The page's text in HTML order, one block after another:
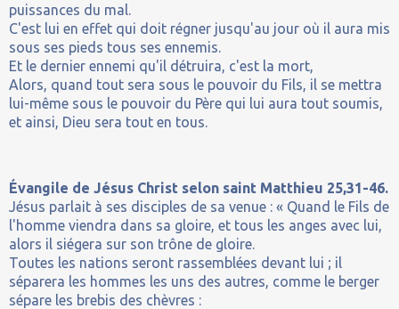
puissances du mal.
C'est lui en effet qui doit régner jusqu'au jour où il aura mis
sous ses pieds tous ses ennemis.
Et le dernier ennemi qu'il détruira, c'est la mort,
Alors, quand tout sera sous le pouvoir du Fils, il se mettra
lui-même sous le pouvoir du Père qui lui aura tout soumis,
et ainsi, Dieu sera tout en tous.
Évangile de Jésus Christ selon saint Matthieu 25,31-46.
Jésus parlait à ses disciples de sa venue : « Quand le Fils de
l'homme viendra dans sa gloire, et tous les anges avec lui,
alors il siégera sur son trône de gloire.
Toutes les nations seront rassemblées devant lui ; il
séparera les hommes les uns des autres, comme le berger
sépare les brebis des chèvres :